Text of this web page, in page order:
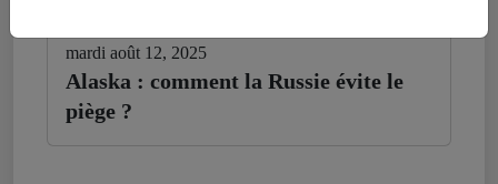
mardi août 12, 2025
Alaska : comment la Russie évite le
piège ?